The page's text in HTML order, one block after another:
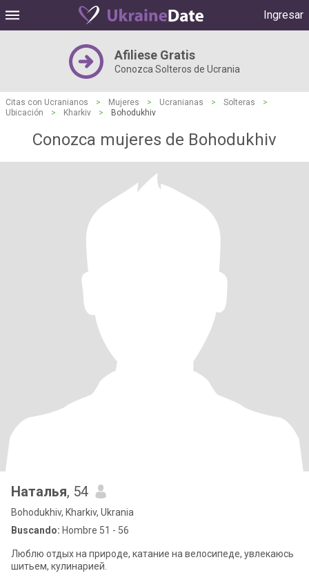
Ingresar
Afiliese Gratis
Conozca Solteros de Ucrania
Citas con Ucranianos > Mujeres > Ucranianas > Solteras
>
Ubicación
> Kharkiv > Bohodukhiv
Conozca mujeres de Bohodukhiv
Наталья, 54
Bohodukhiv, Kharkiv, Ukrania
Buscando: Hombre 51 - 56
Люблю отдых на природе, катание на велосипеде, увлекаюсь
шитьем, кулинарией.